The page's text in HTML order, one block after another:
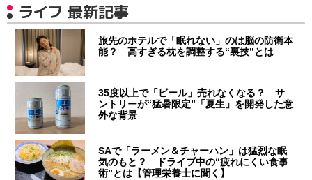
ライフ 最新記事
旅先のホテルで「眠れない」のは脳の防衛本
能？ 高すぎる枕を調整する“裏技”とは
35度以上で「ビール」売れなくなる？ サ
ントリーが“猛暑限定”「夏生」を開発した意
外な背景
SAで「ラーメン＆チャーハン」は猛烈な眠
気のもと？ ドライブ中の“疲れにくい食事
術”とは【管理栄養士に聞く】